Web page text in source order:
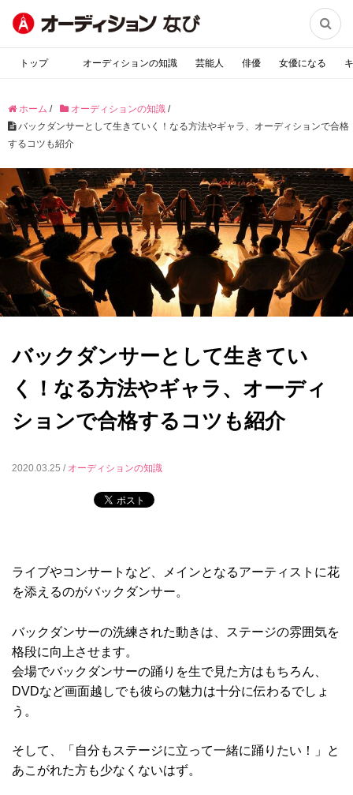

トップ オーディションの知識 芸能人 俳優 女優になる
ホーム / オーディションの知識 /
バックダンサーとして生きていく！なる方法やギャラ、オーディションで合格
するコツも紹介
バックダンサーとして生きてい
く！なる方法やギャラ、オーディ
ションで合格するコツも紹介
2020.03.25 / オーディションの知識
ライブやコンサートなど、メインとなるアーティストに花
を添えるのがバックダンサー。
バックダンサーの洗練された動きは、ステージの雰囲気を
格段に向上させます。
会場でバックダンサーの踊りを生で見た方はもちろん、
DVDなど画面越しでも彼らの魅力は十分に伝わるでしょ
う。
そして、「自分もステージに立って一緒に踊りたい！」と
あこがれた方も少なくないはず。